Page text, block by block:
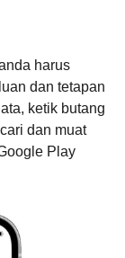
harus
dan tetapan
ketik butang
dan muat
Play